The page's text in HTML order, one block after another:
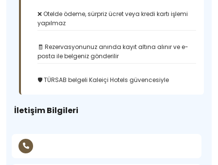
❌ Otelde ödeme, sürpriz ücret veya kredi kartı işlemi
yapılmaz
🧾 Rezervasyonunuz anında kayıt altına alınır ve e-
posta ile belgeniz gönderilir
🛡️ TÜRSAB belgeli Kaleiçi Hotels güvencesiyle
İletişim Bilgileri